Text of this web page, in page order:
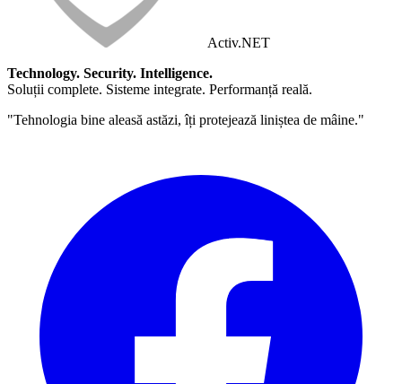
Activ.NET
Technology. Security. Intelligence.
Soluții complete. Sisteme integrate. Performanță reală.
"Tehnologia bine aleasă astăzi, îți protejează liniștea de mâine."